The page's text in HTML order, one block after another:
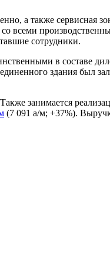
а также сервисная
всеми
сотрудники.
в составе
здания был
занимается
(7 091 а/м; +37%).